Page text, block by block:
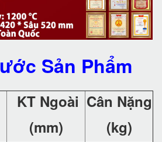
Sản Phẩm
KT Ngoài
(mm)
Cân Nặng
(kg)